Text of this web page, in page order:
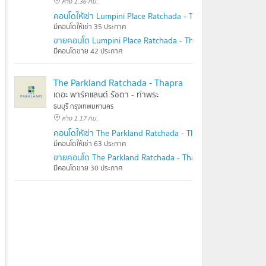
คอนโดให้เช่า Lumpini Place Ratchada - Thapra
มีคอนโดให้เช่า 35 ประกาศ
ขายคอนโด Lumpini Place Ratchada - Thapra
มีคอนโดขาย 42 ประกาศ
The Parkland Ratchada - Thapra
เดอะ พาร์คแลนด์ รัชดา - ท่าพระ
ธนบุรี กรุงเทพมหานคร
ห่าง 1.17 กม.
คอนโดให้เช่า The Parkland Ratchada - Thapra
มีคอนโดให้เช่า 63 ประกาศ
ขายคอนโด The Parkland Ratchada - Thapra
มีคอนโดขาย 30 ประกาศ